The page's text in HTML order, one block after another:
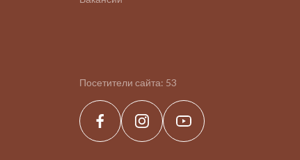
Посетители сайта: 53